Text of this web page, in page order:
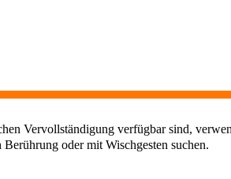
Vervollständigung verfügbar sind,
oder mit Wischgesten suchen.